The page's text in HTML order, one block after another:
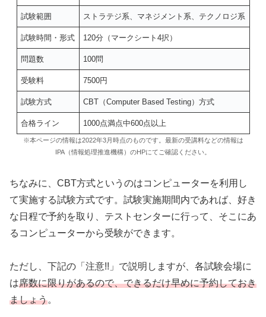
試験範囲 ストラテジ系、マネジメント系、テクノロジ系
試験時間・形式 120分（マークシート4択）
問題数 100問
受験料 7500円
試験方式 CBT（Computer Based Testing）方式
合格ライン 1000点満点中600点以上
※本ページの情報は2022年3月時点のものです。最新の受講料などの情報は
IPA（情報処理推進機構）のHPにてご確認ください。
ちなみに、CBT方式というのはコンピューターを利用し
て実施する試験方式です。試験実施期間内であれば、好き
な日程で予約を取り、テストセンターに行って、そこにあ
るコンピューターから受験ができます。
ただし、下記の「注意!!」で説明しますが、各試験会場に
は席数に限りがあるので、できるだけ早めに予約しておき
ましょう。